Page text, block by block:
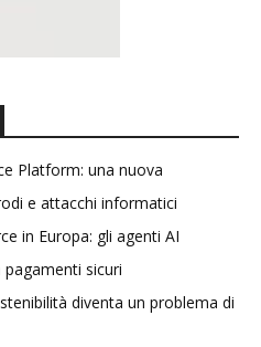
Platform: una nuova
e attacchi informatici
in Europa: gli agenti AI
sicuri
diventa un problema di